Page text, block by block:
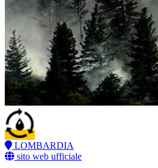
LOMBARDIA
sito web ufficiale